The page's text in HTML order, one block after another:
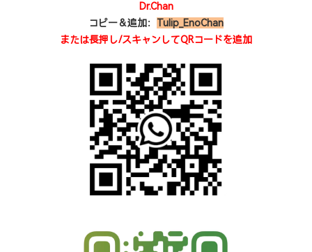
Dr.Chan
コピー＆追加： Tulip_EnoChan
または長押し/スキャンしてQRコードを追加